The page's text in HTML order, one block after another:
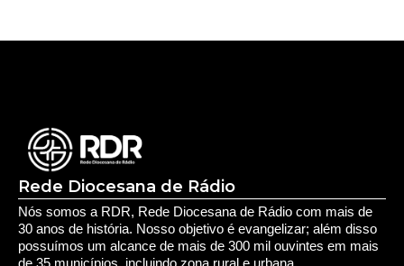
Deixe seu Comentário:
Comments are closed.